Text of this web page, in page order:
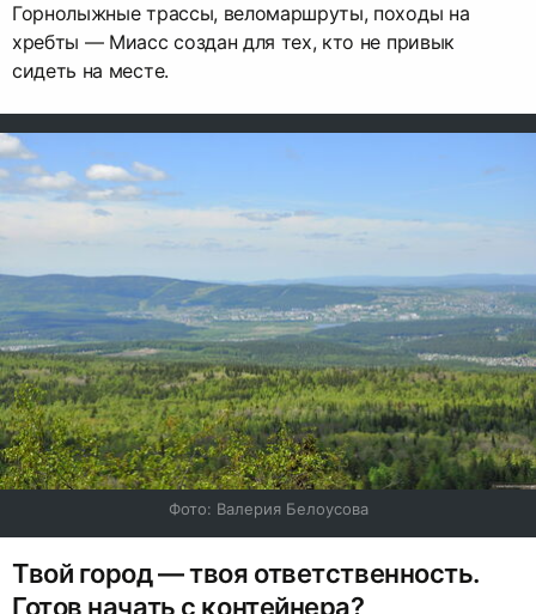
Горнолыжные трассы, веломаршруты, походы на
хребты — Миасс создан для тех, кто не привык
сидеть на месте.
Фото: Валерия Белоусова
Твой город — твоя ответственность.
Готов начать с контейнера?